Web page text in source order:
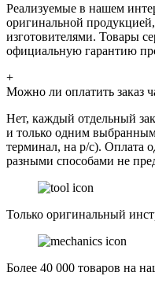
Реализуемые в нашем
оригинальной
изготовителями. Товары
официальную гарантию
+
Можно ли оплатить заказ
Нет, каждый отдельный
и только одним
терминал, на р/с). Оплата
разными способами не
Только оригинальный
Более 40 000 товаров на